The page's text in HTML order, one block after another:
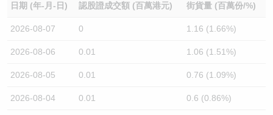
日期 (年-月-日) 認股證成交額 (百萬港元) 街貨量 (百萬份/%)
2026-08-07 0 1.16 (1.66%)
2026-08-06 0.01 1.06 (1.51%)
2026-08-05 0.01 0.76 (1.09%)
2026-08-04 0.01 0.6 (0.86%)